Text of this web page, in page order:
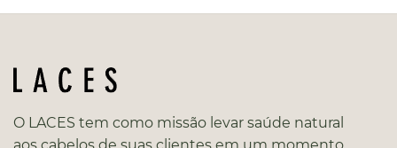
O LACES tem como missão levar saúde natural
aos cabelos de suas clientes em um momento